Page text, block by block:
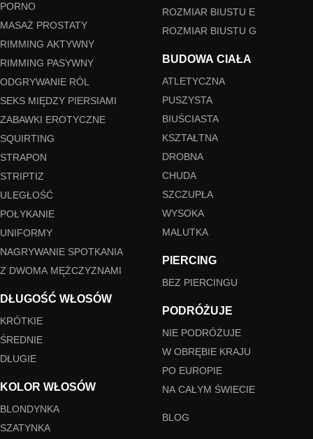
PORNO
MASAŻ PROSTATY
RIMMING AKTYWNY
RIMMING PASYWNY
ODGRYWANIE RÓL
SEKS MIĘDZY PIERSIAMI
ZABAWKI EROTYCZNE
SQUIRTING
STRAPON
STRIPTIZ
ULEGŁOŚĆ
POŁYKANIE
UNIFORMY
NAGRYWANIE SPOTKANIA
Z DWOMA MĘŻCZYZNAMI
DŁUGOŚĆ WŁOSÓW
KRÓTKIE
ŚREDNIE
DŁUGIE
KOLOR WŁOSÓW
BLONDYNKA
SZATYNKA
ROZMIAR BIUSTU E
ROZMIAR BIUSTU G
BUDOWA CIAŁA
ATLETYCZNA
PUSZYSTA
BIUŚCIASTA
KSZTAŁTNA
DROBNA
CHUDA
SZCZUPŁA
WYSOKA
MALUTKA
PIERCING
BEZ PIERCINGU
PODRÓŻUJE
NIE PODRÓŻUJE
W OBRĘBIE KRAJU
PO EUROPIE
NA CAŁYM ŚWIECIE
BLOG